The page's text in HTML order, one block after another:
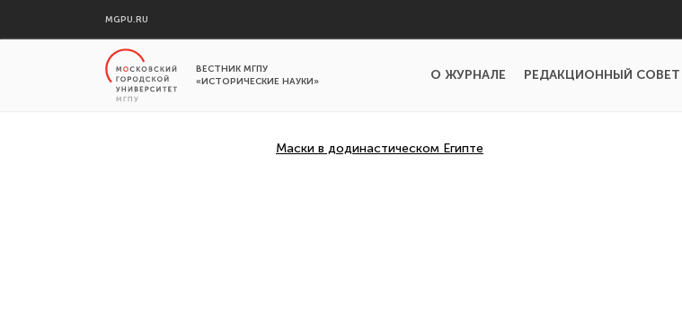
MGPU.RU
ВЕСТНИК МГПУ
«ИСТОРИЧЕСКИЕ НАУКИ»
О ЖУРНАЛЕ РЕДАКЦИОННЫЙ СОВЕТ
Маски в додинастическом Египте